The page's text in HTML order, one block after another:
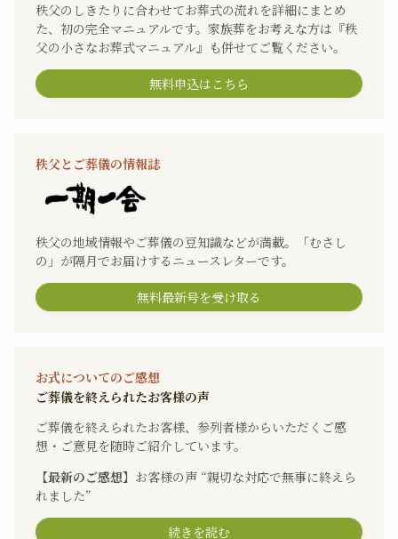
秩父のしきたりに合わせてお葬式の流れを詳細にまとめ
た、初の完全マニュアルです。家族葬をお考えな方は『秩
父の小さなお葬式マニュアル』も併せてご覧ください。
無料申込はこちら
秩父とご葬儀の情報誌
秩父の地域情報やご葬儀の豆知識などが満載。「むさし
の」が隔月でお届けするニュースレターです。
無料最新号を受け取る
お式についてのご感想
ご葬儀を終えられたお客様の声
ご葬儀を終えられたお客様、参列者様からいただくご感
想・ご意見を随時ご紹介しています。
【最新のご感想】 お客様の声 “親切な対応で無事に終えら
れました”
続きを読む